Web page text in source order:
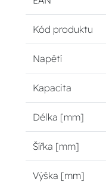
Kód produktu
Napětí
Kapacita
Délka [mm]
Šířka [mm]
Výška [mm]